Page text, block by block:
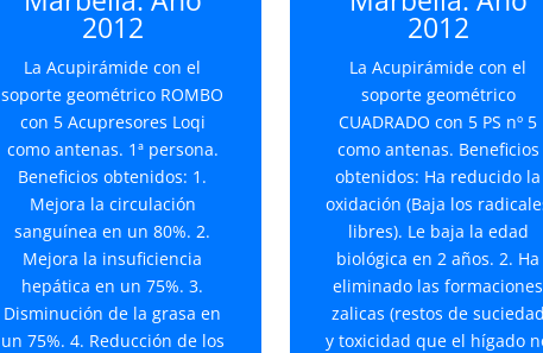
2012
La Acupirámide con el
soporte geométrico ROMBO
con 5 Acupresores Loqi
como antenas. 1ª persona.
Beneficios obtenidos: 1.
Mejora la circulación
sanguínea en un 80%. 2.
Mejora la insuficiencia
hepática en un 75%. 3.
Disminución de la grasa en
un 75%. 4. Reducción de los
2012
La Acupirámide con el
soporte geométrico
CUADRADO con 5 PS nº 5
como antenas. Beneficios
obtenidos: Ha reducido la
oxidación (Baja los
libres). Le baja la edad
biológica en 2 años. 2. Ha
eliminado las formaciones
zalicas (restos de suciedad
y toxicidad que el hígado